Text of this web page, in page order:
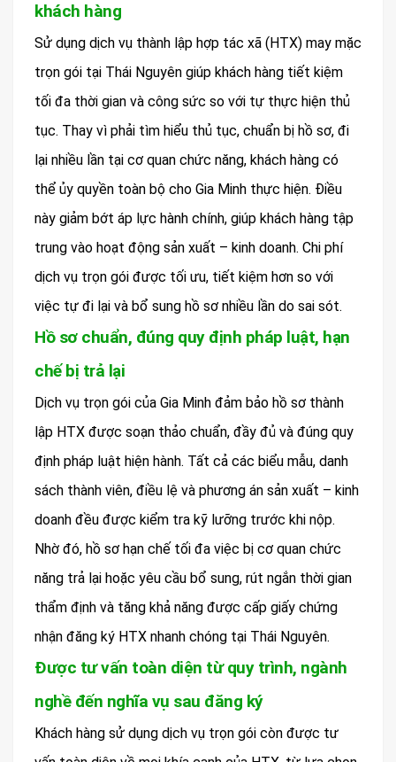
khách hàng
Sử dụng dịch vụ thành lập hợp tác xã (HTX) may mặc
trọn gói tại Thái Nguyên giúp khách hàng tiết kiệm
tối đa thời gian và công sức so với tự thực hiện thủ
tục. Thay vì phải tìm hiểu thủ tục, chuẩn bị hồ sơ, đi
lại nhiều lần tại cơ quan chức năng, khách hàng có
thể ủy quyền toàn bộ cho Gia Minh thực hiện. Điều
này giảm bớt áp lực hành chính, giúp khách hàng tập
trung vào hoạt động sản xuất – kinh doanh. Chi phí
dịch vụ trọn gói được tối ưu, tiết kiệm hơn so với
việc tự đi lại và bổ sung hồ sơ nhiều lần do sai sót.
Hồ sơ chuẩn, đúng quy định pháp luật, hạn
chế bị trả lại
Dịch vụ trọn gói của Gia Minh đảm bảo hồ sơ thành
lập HTX được soạn thảo chuẩn, đầy đủ và đúng quy
định pháp luật hiện hành. Tất cả các biểu mẫu, danh
sách thành viên, điều lệ và phương án sản xuất – kinh
doanh đều được kiểm tra kỹ lưỡng trước khi nộp.
Nhờ đó, hồ sơ hạn chế tối đa việc bị cơ quan chức
năng trả lại hoặc yêu cầu bổ sung, rút ngắn thời gian
thẩm định và tăng khả năng được cấp giấy chứng
nhận đăng ký HTX nhanh chóng tại Thái Nguyên.
Được tư vấn toàn diện từ quy trình, ngành
nghề đến nghĩa vụ sau đăng ký
Khách hàng sử dụng dịch vụ trọn gói còn được tư